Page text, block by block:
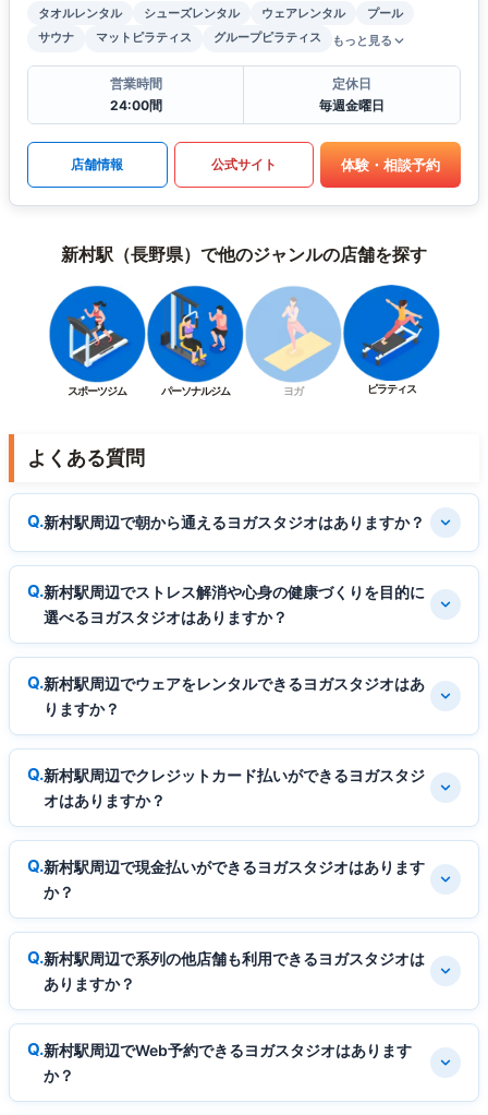
タオルレンタル シューズレンタル ウェアレンタル
プール
サウナ
マットピラティス グループピラティス もっと見る
営業時間
24:00間
定休日
毎週金曜日
店舗情報 公式サイト 体験・相談予約
新村駅（長野県）で他のジャンルの店舗を探す
スポーツジム パーソナルジム ヨガ ピラティス
よくある質問
新村駅周辺で朝から通えるヨガスタジオはありますか？
新村駅周辺でストレス解消や心身の健康づくりを目的に
選べるヨガスタジオはありますか？
新村駅周辺でウェアをレンタルできるヨガスタジオはあ
りますか？
新村駅周辺でクレジットカード払いができるヨガスタジ
オはありますか？
新村駅周辺で現金払いができるヨガスタジオはあります
か？
新村駅周辺で系列の他店舗も利用できるヨガスタジオは
ありますか？
新村駅周辺でWeb予約できるヨガスタジオはあります
か？